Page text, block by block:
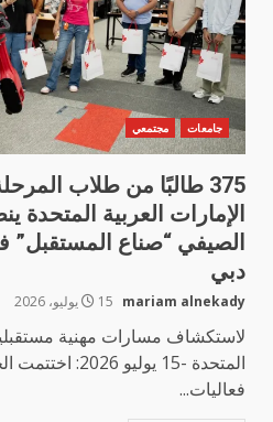
جامعات مجتمعي
375 طالبًا من طلاب
الإمارات العربية المتحدة
الصيفي “صناع المستقبل”
دبي
mariam alnekady 15 يوليو، 2026
لاستكشاف مسارات مهنية
المتحدة -15
فعاليات...